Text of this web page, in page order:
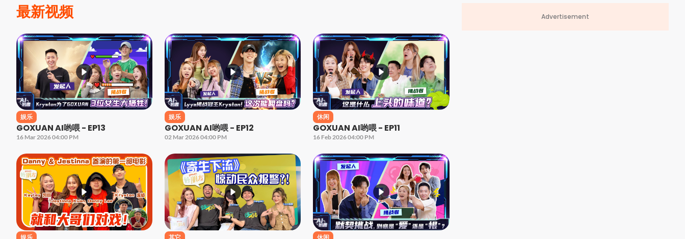
最新视频
娱乐
GOXUAN AI哟喂 - EP13
16 Mar 2026 04:00 PM
娱乐
GOXUAN AI哟喂 - EP12
02 Mar 2026 04:00 PM
休闲
GOXUAN AI哟喂 - EP11
16 Feb 2026 04:00 PM
娱乐 其它 休闲
Advertisement